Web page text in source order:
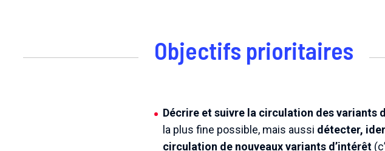
Objectifs prioritaires
Décrire et suivre la circulation des variants
la plus fine possible, mais aussi détecter,
circulation de nouveaux variants d’intérêt